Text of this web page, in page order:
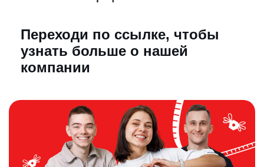
Переходи по ссылке, чтобы
узнать больше о нашей
компании